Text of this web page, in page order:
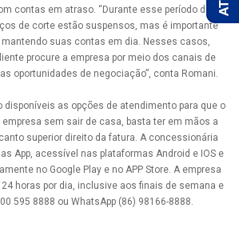
contas em atraso. “Durante esse período de
de corte estão suspensos, mas é importante
suas contas em dia. Nesses casos,
procure a empresa por meio dos canais de
oportunidades de negociação”, conta Romani.
disponíveis as opções de atendimento para que o
sem sair de casa, basta ter em mãos a
superior direito da fatura. A concessionária
App, acessível nas plataformas Android e IOS e
no Google Play e no APP Store. A empresa
horas por dia, inclusive aos finais de semana e
595 8888 ou WhatsApp (86) 98166-8888.